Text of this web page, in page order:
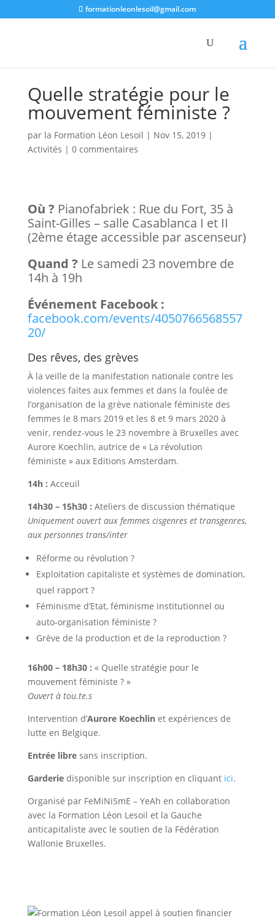
formationleonlesoil@gmail.com
Quelle stratégie pour le
mouvement féministe ?
par la Formation Léon Lesoil | Nov 15, 2019|
Activités | 0 commentaires
Où ? Pianofabriek : Rue du Fort, 35 à
Saint-Gilles – salle Casablanca I et II
(2ème étage accessible par ascenseur)
Quand ? Le samedi 23 novembre de
14h à 19h
Événement Facebook :
facebook.com/events/4050766568557
20/
Des rêves, des grèves
À la veille de la manifestation nationale contre les
violences faites aux femmes et dans la foulée de
l’organisation de la grève nationale féministe des
femmes le 8 mars 2019 et les 8 et 9 mars 2020 à
venir, rendez-vous le 23 novembre à Bruxelles avec
Aurore Koechlin, autrice de « La révolution
féministe » aux Editions Amsterdam.
14h : Acceuil
14h30 – 15h30 : Ateliers de discussion thématique
Uniquement ouvert aux femmes cisgenres et transgenres,
aux personnes trans/inter
Réforme ou révolution ?
Exploitation capitaliste et systèmes de domination,
quel rapport ?
Féminisme d’Etat, féminisme institutionnel ou
auto-organisation féministe ?
Grève de la production et de la reproduction ?
16h00 – 18h30 : « Quelle stratégie pour le
mouvement féministe ? »
Ouvert à tou.te.s
Intervention d’Aurore Koechlinet expériences de
lutte en Belgique.
Entrée libresans inscription.
Garderie disponible sur inscription en cliquant ici.
Organisé par FeMiNiSmE – YeAh en collaboration
avec la Formation Léon Lesoil et la Gauche
anticapitaliste avec le soutien de la Fédération
Wallonie Bruxelles.